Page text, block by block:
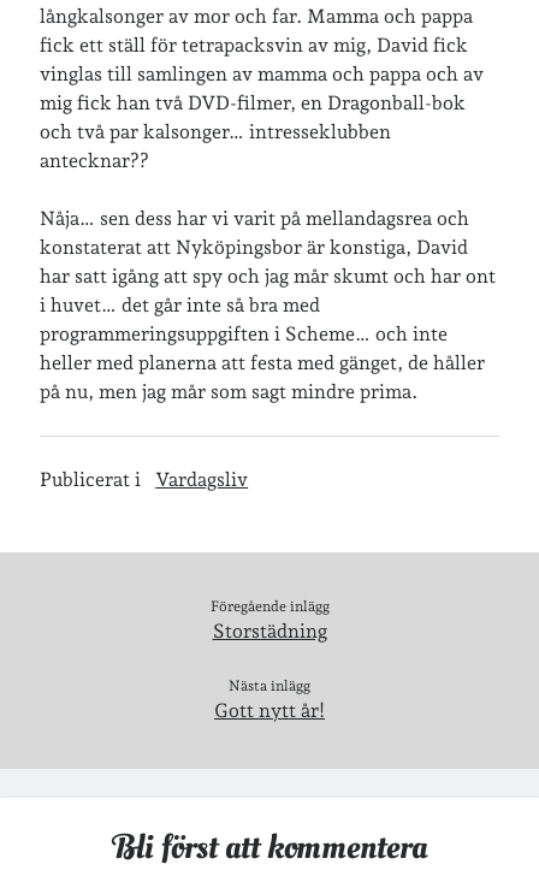
Geocaching
Inlägg om geocaching
barnkläder
café & restaurang
födelsedag geocaching Göteborg
långkalsonger av mor och far. Mamma och pappa
fick ett ställ för tetrapacksvin av mig, David fick
vinglas till samlingen av mamma och pappa och av
mig fick han två DVD-filmer, en Dragonball-bok
och två par kalsonger… intresseklubben
antecknar??
Nåja… sen dess har vi varit på mellandagsrea och
konstaterat att Nyköpingsbor är konstiga, David
har satt igång att spy och jag mår skumt och har ont
i huvet… det går inte så bra med
programmeringsuppgiften i Scheme… och inte
heller med planerna att festa med gänget, de håller
på nu, men jag mår som sagt mindre prima.
Publicerat i Vardagsliv
Föregående inlägg
Storstädning
Nästa inlägg
Gott nytt år!
Bli först att kommentera